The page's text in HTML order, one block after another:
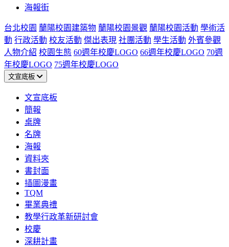
海報街
台北校園 蘭陽校園建築物 蘭陽校園景觀 蘭陽校園活動 學術活
動 行政活動 校友活動 傑出表現 社團活動 學生活動 外賓參觀
人物介紹 校園生態 60週年校慶LOGO 66週年校慶LOGO 70週
年校慶LOGO 75週年校慶LOGO
文宣底板
文宣底板
簡報
桌牌
名牌
海報
資料夾
書封面
插圖漫畫
TQM
畢業典禮
教學行政革新研討會
校慶
深耕計畫